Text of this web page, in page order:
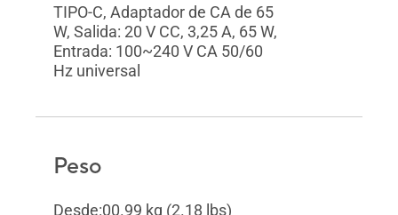
TIPO-C, Adaptador de CA de 65
W, Salida: 20 V CC, 3,25 A, 65 W,
Entrada: 100~240 V CA 50/60
Hz universal
Peso
Desde:00.99 kg (2.18 lbs)